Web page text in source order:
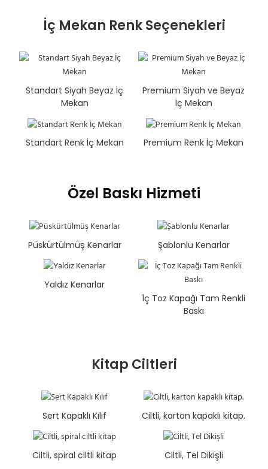
İç Mekan Renk Seçenekleri
Standart Siyah Beyaz İç
Mekan
Premium Siyah ve Beyaz
İç Mekan
Standart Renk İç Mekan Premium Renk İç Mekan
Özel Baskı Hizmeti
Püskürtülmüş Kenarlar Şablonlu Kenarlar
Yaldız Kenarlar
İç Toz Kapağı Tam Renkli
Baskı
Kitap Ciltleri
Sert Kapaklı Kılıf Ciltli, karton kapaklı kitap.
Ciltli, spiral ciltli kitap Ciltli, Tel Dikişli